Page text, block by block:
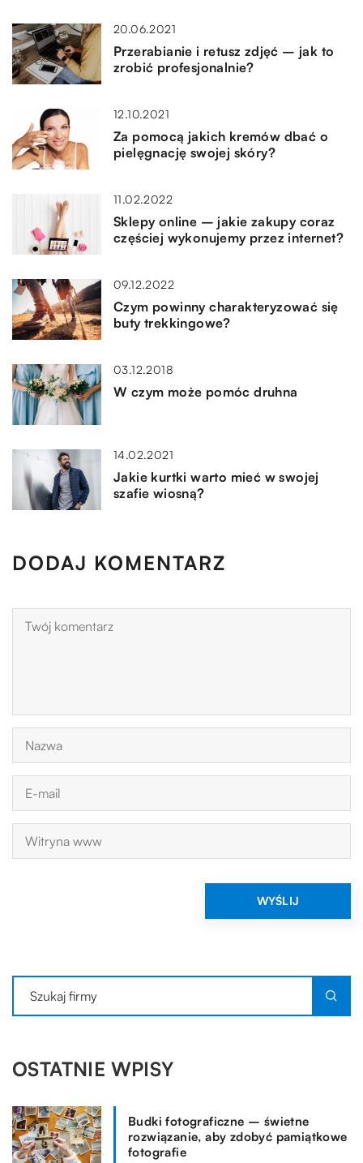
20.06.2021
Przerabianie i retusz zdjęć – jak to
zrobić profesjonalnie?
12.10.2021
Za pomocą jakich kremów dbać o
pielęgnację swojej skóry?
11.02.2022
Sklepy online – jakie zakupy coraz
częściej wykonujemy przez internet?
09.12.2022
Czym powinny charakteryzować się
buty trekkingowe?
03.12.2018
W czym może pomóc druhna
14.02.2021
Jakie kurtki warto mieć w swojej
szafie wiosną?
DODAJ KOMENTARZ
OSTATNIE WPISY
Budki fotograficzne – świetne
rozwiązanie, aby zdobyć pamiątkowe
fotografie